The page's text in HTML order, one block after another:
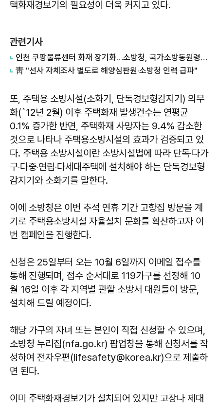
택화재경보기의 필요성이 더욱 커지고 있다.
관련기사
인천 쿠팡물류센터 화재 장기화…소방청, 국가소방동원령 발령 外
靑 "선사 자체조사 별도로 해양심판원·소방청 인력 급파"
또, 주택용 소방시설(소화기, 단독경보형감지기) 의무
화(`12년 2월) 이후 주택화재 발생건수는 연평균
0.1% 증가한 반면, 주택화재 사망자는 9.4% 감소한
것으로 나타나 주택용소방시설의 효과가 검증되고 있
다. 주택용 소방시설이란 소방시설법에 따라 단독‧다가
구‧다중‧연립‧다세대주택에 설치해야 하는 단독경보형
감지기와 소화기를 말한다.
이에 소방청은 이번 추석 연휴 기간 고향집 방문을 계
기로 주택용소방시설 자율설치 문화를 확산하고자 이
번 캠페인을 진행한다.
신청은 25일부터 오는 10월 6일까지 이메일 접수를
통해 진행되며, 접수 순서대로 119가구를 선정해 10
월 16일 이후 각 지역별 관할 소방서 대원들이 방문,
설치해 드릴 예정이다.
해당 가구의 자녀 또는 본인이 직접 신청할 수 있으며,
소방청 누리집(nfa.go.kr) 팝업창을 통해 신청서를 작
성하여 전자우편(lifesafety@korea.kr)으로 제출하
면 된다.
이미 주택화재경보기가 설치되어 있지만 고장나 제대